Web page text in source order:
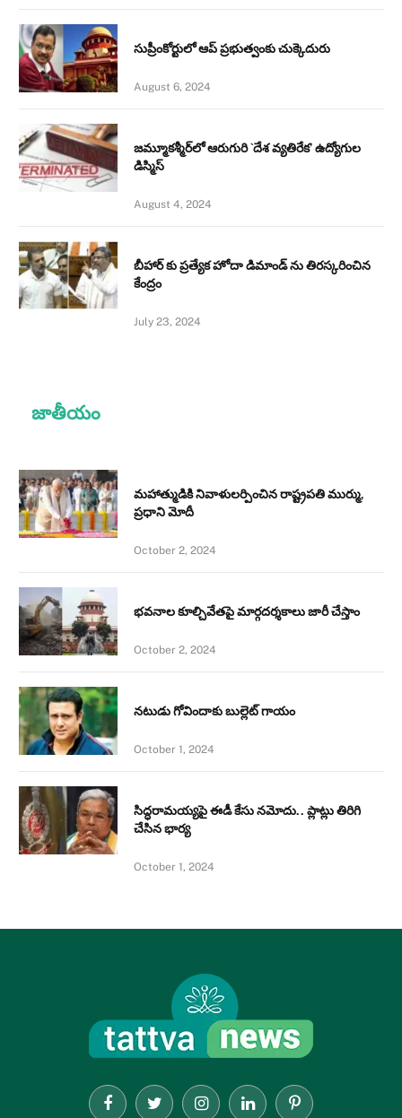
సుప్రీంకోర్టులో ఆప్ ప్రభుత్వంకు చుక్కెదురు
August 6, 2024
జమ్మూకశ్మీర్‌లో ఆరుగురి `దేశ వ్యతిరేక’ ఉద్యోగుల
డిస్మిస్‌
August 4, 2024
బీహార్ కు ప్రత్యేక హోదా డిమాండ్ ను తిరస్కరించిన
కేంద్రం
July 23, 2024
జాతీయం
మహాత్ముడికి నివాళులర్పించిన రాష్ట్రపతి ముర్ము,
ప్రధాని మోదీ
October 2, 2024
భవనాల కూల్చివేతపై మార్గదర్శకాలు జారీ చేస్తాం
October 2, 2024
నటుడు గోవిందాకు బుల్లెట్ గాయం
October 1, 2024
సిద్ధరామయ్యపై ఈడీ కేసు నమోదు.. ప్లాట్లు తిరిగి
చేసిన భార్య
October 1, 2024
FacebookTwitter InstagramLinkedInPinterest